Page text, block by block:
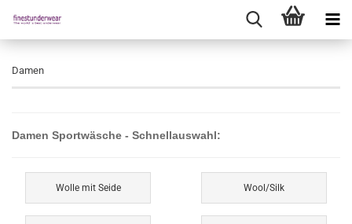
Damen
Damen Sportwäsche - Schnellauswahl:
Wolle mit Seide Wool/Silk